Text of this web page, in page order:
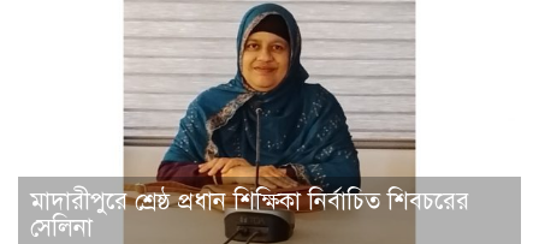
মাদারীপুরে শ্রেষ্ঠ প্রধান শিক্ষিকা নির্বাচিত শিবচরের
সেলিনা